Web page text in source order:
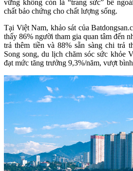
vững không còn là “trang sức” bề
chất bảo chứng cho chất lượng sống.
Tại Việt Nam, khảo sát của
thấy 86% người tham gia quan tâm đến
trả thêm tiền và 88% sẵn sàng chi trả
Song song, du lịch chăm sóc sức khỏe
đạt mức tăng trưởng 9,3%/năm, vượt